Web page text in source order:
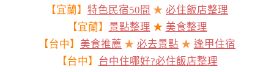
【宜蘭】 特色民宿50間 ★ 必住飯店整理
【宜蘭】 景點整理 ★ 美食整理
【台中】 美食推薦 ★ 必去景點 ★ 逢甲住宿
【台中】 台中住哪好?必住飯店整理